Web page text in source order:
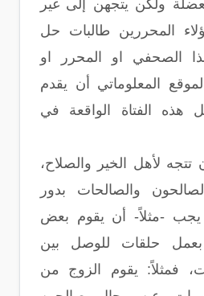
ولكن يتجهن إلى غير
المحررين طالبات حل
الصحفي او المحرر او
المعلوماتي أن يقدم
هذه الفتاة الواقعة في
لأهل الخير والصلاح،
والصالحات بدور
يجب -مثلاً- أن يقوم بعض
بعمل حلقات للوصل بين
فمثلاً: يقوم الزوج من